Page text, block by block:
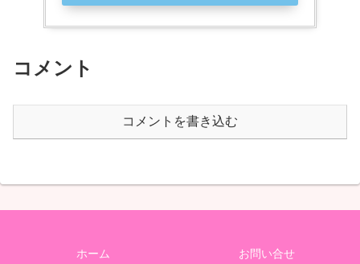
コメント
コメントを書き込む
ホーム お問い合せ